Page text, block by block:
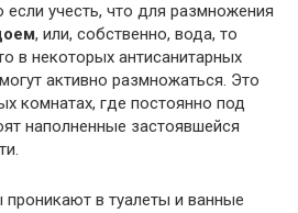
учесть, что для размножения
, или, собственно, вода, то
в некоторых антисанитарных
активно размножаться. Это
комнатах, где постоянно под
наполненные застоявшейся
в туалеты и ванные